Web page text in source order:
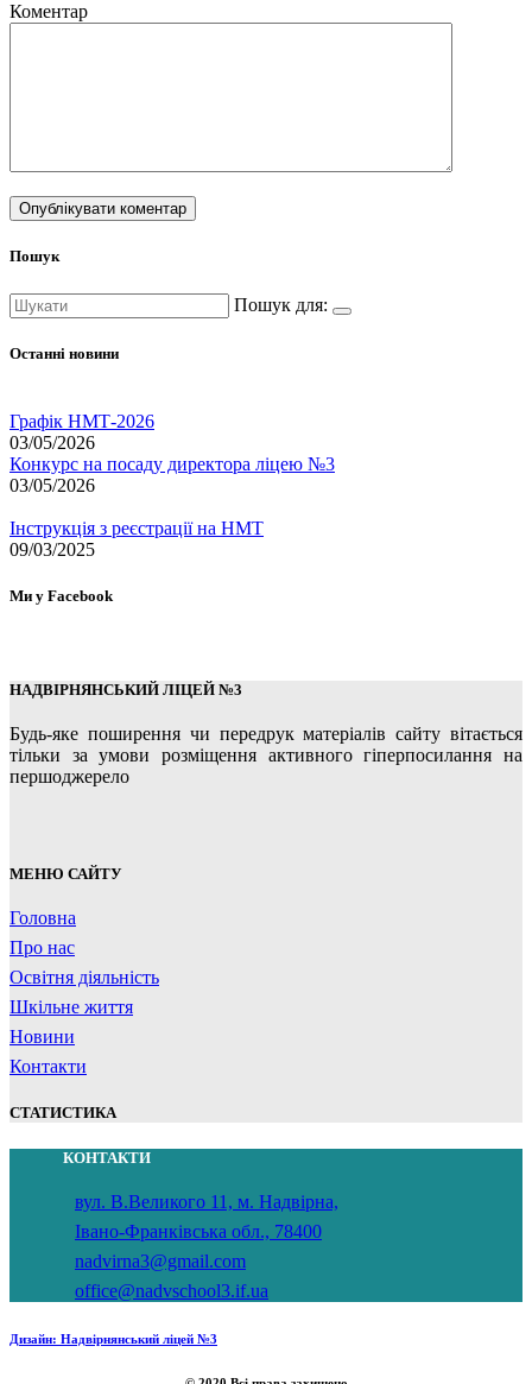
Коментар
Пошук
Пошук для:
Останні новини
Графік НМТ-2026
03/05/2026
Конкурс на посаду директора ліцею №3
03/05/2026
Інструкція з реєстрації на НМТ
09/03/2025
Ми у Facebook
НАДВІРНЯНСЬКИЙ ЛІЦЕЙ №3
Будь-яке поширення чи передрук матеріалів сайту вітається
тільки за умови розміщення активного гіперпосилання на
першоджерело
МЕНЮ САЙТУ
Головна
Про нас
Освітня діяльність
Шкільне життя
Новини
Контакти
СТАТИСТИКА
КОНТАКТИ
вул. В.Великого 11, м. Надвірна,
Івано-Франківська обл., 78400
nadvirna3@gmail.com
office@nadvschool3.if.ua
Дизайн: Надвірнянський ліцей №3